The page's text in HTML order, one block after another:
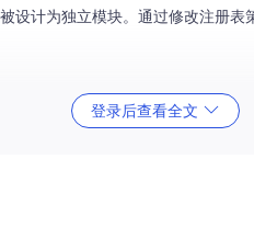
设计为独立模块。通过修改注册
重要性
统保护）
登录后查看全文